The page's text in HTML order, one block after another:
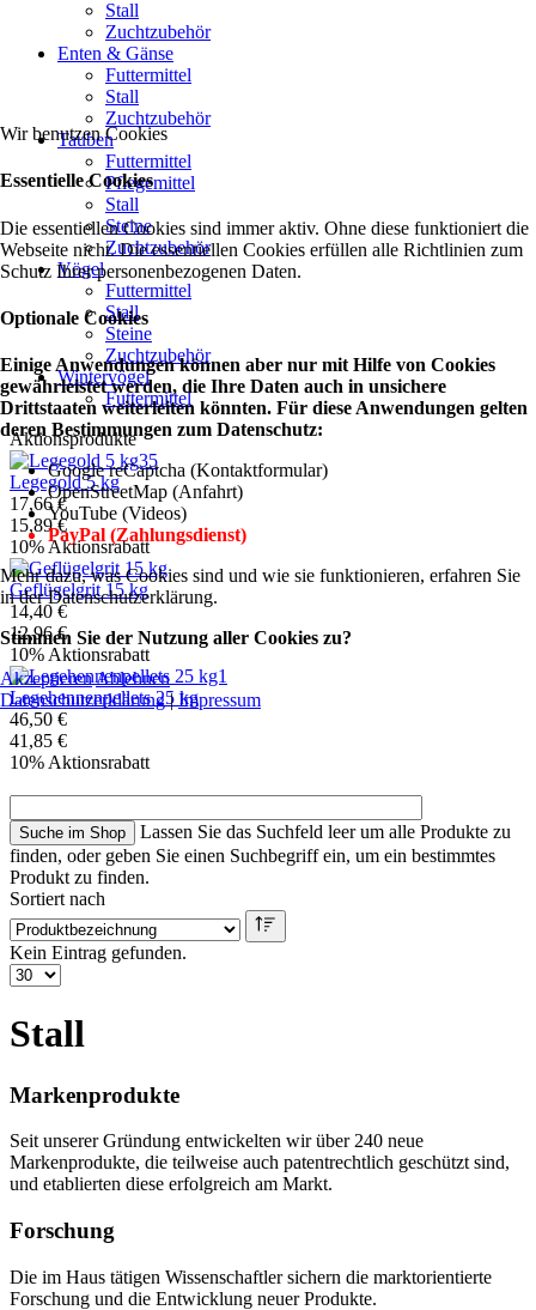
Stall
Zuchtzubehör
Enten & Gänse
Futtermittel
Stall
Zuchtzubehör
Tauben
Futtermittel
Pflegemittel
Stall
Steine
Zuchtzubehör
Vögel
Futtermittel
Stall
Steine
Zuchtzubehör
Wintervögel
Futtermittel
Aktionsprodukte
Legegold 5 kg
17,66 €
15,89 €
10% Aktionsrabatt
Geflügelgrit 15 kg
14,40 €
12,96 €
10% Aktionsrabatt
Legehennenpellets 25 kg
46,50 €
41,85 €
10% Aktionsrabatt
Lassen Sie das Suchfeld leer um alle Produkte zu
finden, oder geben Sie einen Suchbegriff ein, um ein bestimmtes
Produkt zu finden.
Sortiert nach
Kein Eintrag gefunden.
Stall
Markenprodukte
Seit unserer Gründung entwickelten wir über 240 neue
Markenprodukte, die teilweise auch patentrechtlich geschützt sind,
und etablierten diese erfolgreich am Markt.
Forschung
Die im Haus tätigen Wissenschaftler sichern die marktorientierte
Forschung und die Entwicklung neuer Produkte.
Wir benutzen Cookies
Essentielle Cookies
Die essentiellen Cookies sind immer aktiv. Ohne diese funktioniert die
Webseite nicht. Die essentiellen Cookies erfüllen alle Richtlinien zum
Schutz Ihrer personenbezogenen Daten.
Optionale Cookies
Einige Anwendungen können aber nur mit Hilfe von Cookies
gewährleistet werden, die Ihre Daten auch in unsichere
Drittstaaten weiterleiten könnten. Für diese Anwendungen gelten
deren Bestimmungen zum Datenschutz:
Google reCaptcha (Kontaktformular)
OpenStreetMap (Anfahrt)
YouTube (Videos)
PayPal (Zahlungsdienst)
Mehr dazu, was Cookies sind und wie sie funktionieren, erfahren Sie
in der Datenschutzerklärung.
Stimmen Sie der Nutzung aller Cookies zu?
AkzeptierenAblehnen
Datenschutzerklärung|Impressum